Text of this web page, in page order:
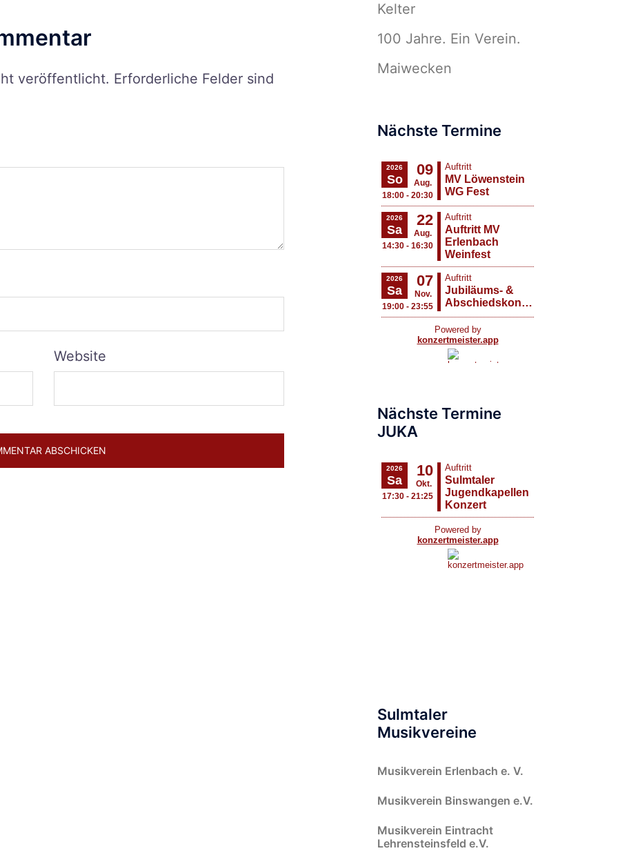
veröffentlicht. Erforderliche Felder sind
Website
Kelter
100 Jahre. Ein Verein.
Maiwecken
Nächste Termine
Nächste Termine
JUKA
Sulmtaler
Musikvereine
Musikverein Erlenbach e. V.
Musikverein Binswangen e.V.
Musikverein Eintracht
Lehrensteinsfeld e.V.